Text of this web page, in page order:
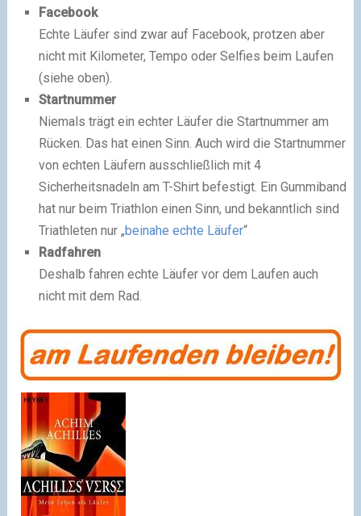
Facebook
Echte Läufer sind zwar auf Facebook, protzen aber
nicht mit Kilometer, Tempo oder Selfies beim Laufen
(siehe oben).
Startnummer
Niemals trägt ein echter Läufer die Startnummer am
Rücken. Das hat einen Sinn. Auch wird die Startnummer
von echten Läufern ausschließlich mit 4
Sicherheitsnadeln am T-Shirt befestigt. Ein Gummiband
hat nur beim Triathlon einen Sinn, und bekanntlich sind
Triathleten nur „beinahe echte Läufer“
Radfahren
Deshalb fahren echte Läufer vor dem Laufen auch
nicht mit dem Rad.